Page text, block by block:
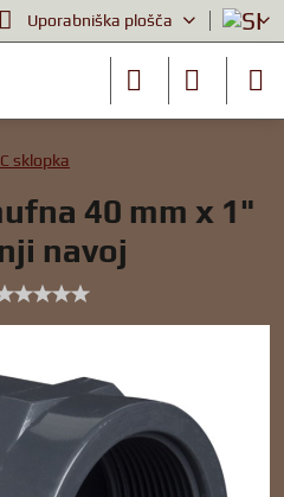
Uporabniška plošča
sklopka
40 mm x 1"
navoj